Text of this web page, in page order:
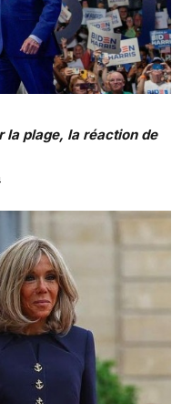
la plage, la réaction de